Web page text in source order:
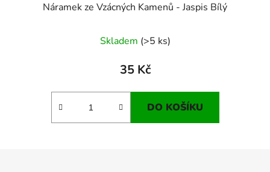
Náramek ze Vzácných Kamenů - Jaspis Bílý
Skladem (>5 ks)
35 Kč
DO KOŠÍKU